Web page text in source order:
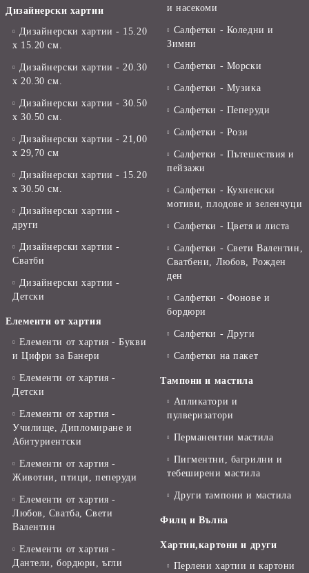
Дизайнерски хартии
Дизайнерски хартии - 15.20
х 15.20 см.
Дизайнерски хартии - 20.30
х 20.30 см.
Дизайнерски хартии - 30.50
х 30.50 см.
Дизайнерски хартии - 21,00
х 29,70 см
Дизайнерски хартии - 15.20
x 30.50 см.
Дизайнерски хартии -
други
Дизайнерски хартии -
Сватби
Дизайнерски хартии -
Детски
Елементи от хартия
Елементи от хартия - Букви
и Цифри за Банери
Елементи от хартия -
Детски
Елементи от хартия -
Училище, Дипломиране и
Абитуриентски
Елементи от хартия -
Животни, птици, пеперуди
Елементи от хартия -
Любов, Сватба, Свети
Валентин
Елементи от хартия -
Дантели, бордюри, ъгли
и насекоми
Салфетки - Коледни и
Зимни
Салфетки - Морски
Салфетки - Музика
Салфетки - Пеперуди
Салфетки - Рози
Салфетки - Пътешествия и
пейзажи
Салфетки - Кухненски
мотиви, плодове и зеленчуци
Салфетки - Цветя и листа
Салфетки - Свети Валентин,
Сватбени, Любов, Рожден
ден
Салфетки - Фонове и
бордюри
Салфетки - Други
Салфетки на пакет
Тампони и мастила
Апликатори и
пулверизатори
Перманентни мастила
Пигментни, багрилни и
тебеширени мастила
Други тампони и мастила
Филц и Вълна
Хартии,картони и други
Перлени хартии и картони